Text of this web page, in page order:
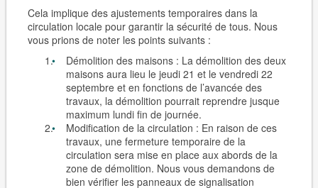
Cela implique des ajustements temporaires dans la
circulation locale pour garantir la sécurité de tous. Nous
vous prions de noter les points suivants :
Démolition des maisons : La démolition des deux
maisons aura lieu le jeudi 21 et le vendredi 22
septembre et en fonctions de l’avancée des
travaux, la démolition pourrait reprendre jusque
maximum lundi fin de journée.
Modification de la circulation : En raison de ces
travaux, une fermeture temporaire de la
circulation sera mise en place aux abords de la
zone de démolition. Nous vous demandons de
bien vérifier les panneaux de signalisation